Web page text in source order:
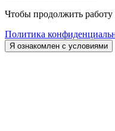
Чтобы продолжить работу
Политика
Я ознакомлен с условиями